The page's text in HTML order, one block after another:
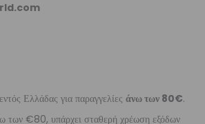
εντός Ελλάδας για παραγγελίες άνω των 80€.
των €80, υπάρχει σταθερή χρέωση εξόδων